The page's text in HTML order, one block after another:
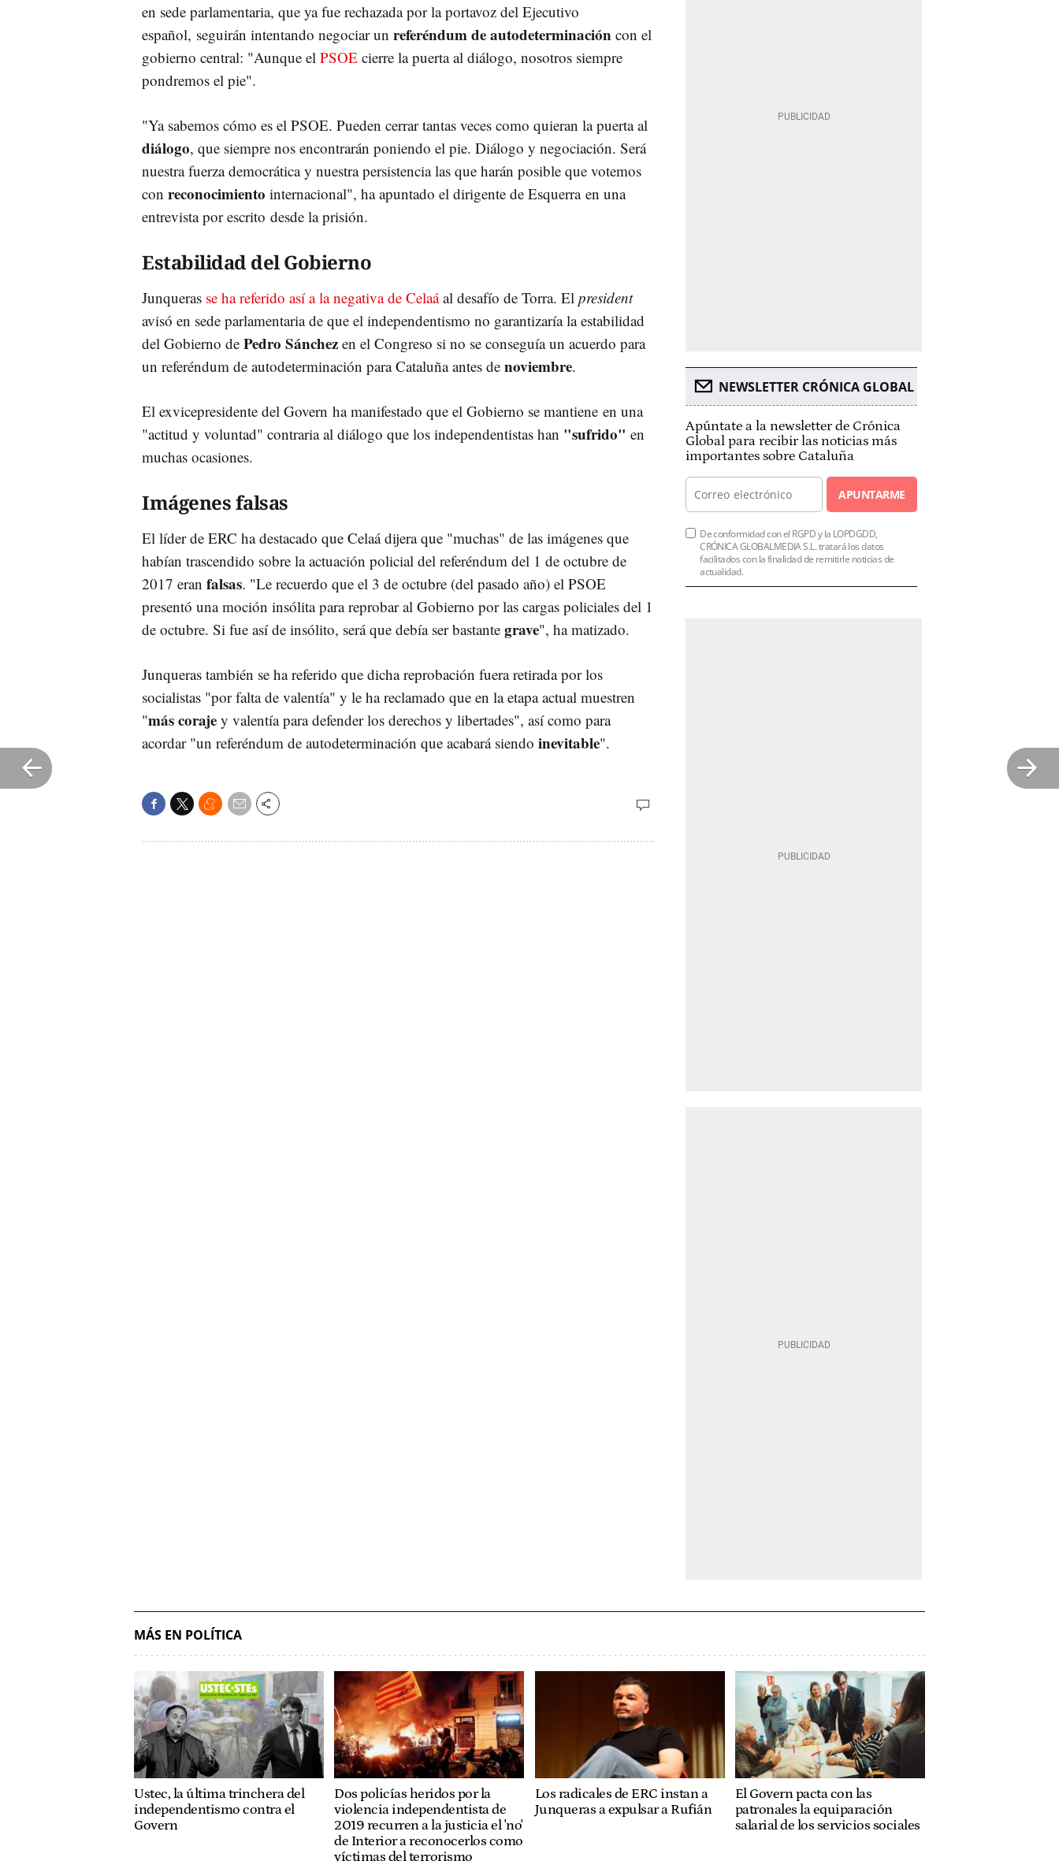
en sede parlamentaria, que ya fue rechazada por la portavoz del Ejecutivo
español, seguirán intentando negociar un referéndum deautodeterminación con el
gobierno central: "Aunque el PSOE cierre la puerta al diálogo, nosotros siempre
pondremos el pie".
"Ya sabemos cómo es el PSOE. Pueden cerrar tantas veces como quieran la puerta al
diálogo, que siempre nos encontrarán poniendo el pie. Diálogo y negociación. Será
nuestra fuerza democrática y nuestra persistencia las que harán posible que votemos
con reconocimiento internacional", ha apuntado el dirigente de Esquerraen una
entrevista por escrito desde la prisión.
Estabilidad del Gobierno
Junqueras se ha referido así a la negativa de Celaáal desafío de Torra. El president
avisó en sede parlamentaria de que el independentismo no garantizaría la estabilidad
del Gobierno de Pedro Sánchez en el Congreso si no se conseguía un acuerdo para
un referéndum de autodeterminación paraCataluñaantes de noviembre.
El exvicepresidente del Govern ha manifestado que el Gobierno se mantiene en una
"actitud y voluntad" contraria al diálogo que los independentistas han "sufrido" en
muchas ocasiones.
Imágenes falsas
El líder de ERC ha destacado que Celaádijera que "muchas" de las imágenes que
habían trascendido sobre la actuación policial del referéndum del 1 de octubre de
2017 eran falsas. "Le recuerdo que el 3 de octubre (del pasado año) el PSOE
presentó una moción insólita para reprobar al Gobierno por las cargas policiales del 1
de octubre. Si fue así de insólito, será que debía ser bastante grave", ha matizado.
Junqueras también se ha referido que dicha reprobación fuera retirada por los
socialistas "por falta de valentía" y le ha reclamado que en la etapa actual muestren
"más coraje y valentía para defender los derechos y libertades", así como para
acordar "un referéndum de autodeterminación que acabará siendo inevitable".
NEWSLETTER CRÓNICA GLOBAL
Apúntate a la newsletter de Crónica
Global para recibir las noticias más
importantes sobre Cataluña
APUNTARME
De conformidad con el RGPD y la LOPDGDD,
CRÓNICA GLOBALMEDIA S.L. tratará los datos
facilitados con la finalidad de remitirle noticias de
actualidad.
MÁS EN POLÍTICA
Ustec, la última trinchera del
independentismo contra el
Govern
Dos policías heridos por la
violencia independentista de
2019 recurren a la justicia el 'no'
de Interior a reconocerlos como
víctimas del terrorismo
Los radicales de ERC instan a
Junqueras a expulsar a Rufián
El Govern pacta con las
patronales la equiparación
salarial de los servicios sociales